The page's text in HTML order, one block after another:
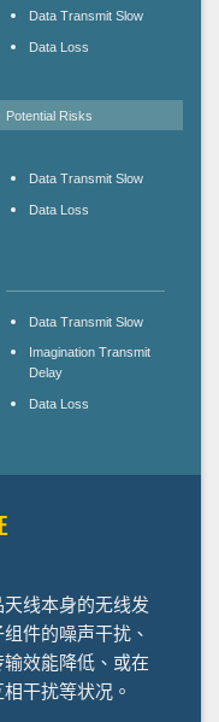
Data Transmit Slow
Data Loss
Potential Risks
Data Transmit Slow
Data Loss
Data Transmit Slow
Imagination Transmit
Delay
Data Loss
线本身的无线发
件的噪声干扰、
效能降低、或在
干扰等状况。